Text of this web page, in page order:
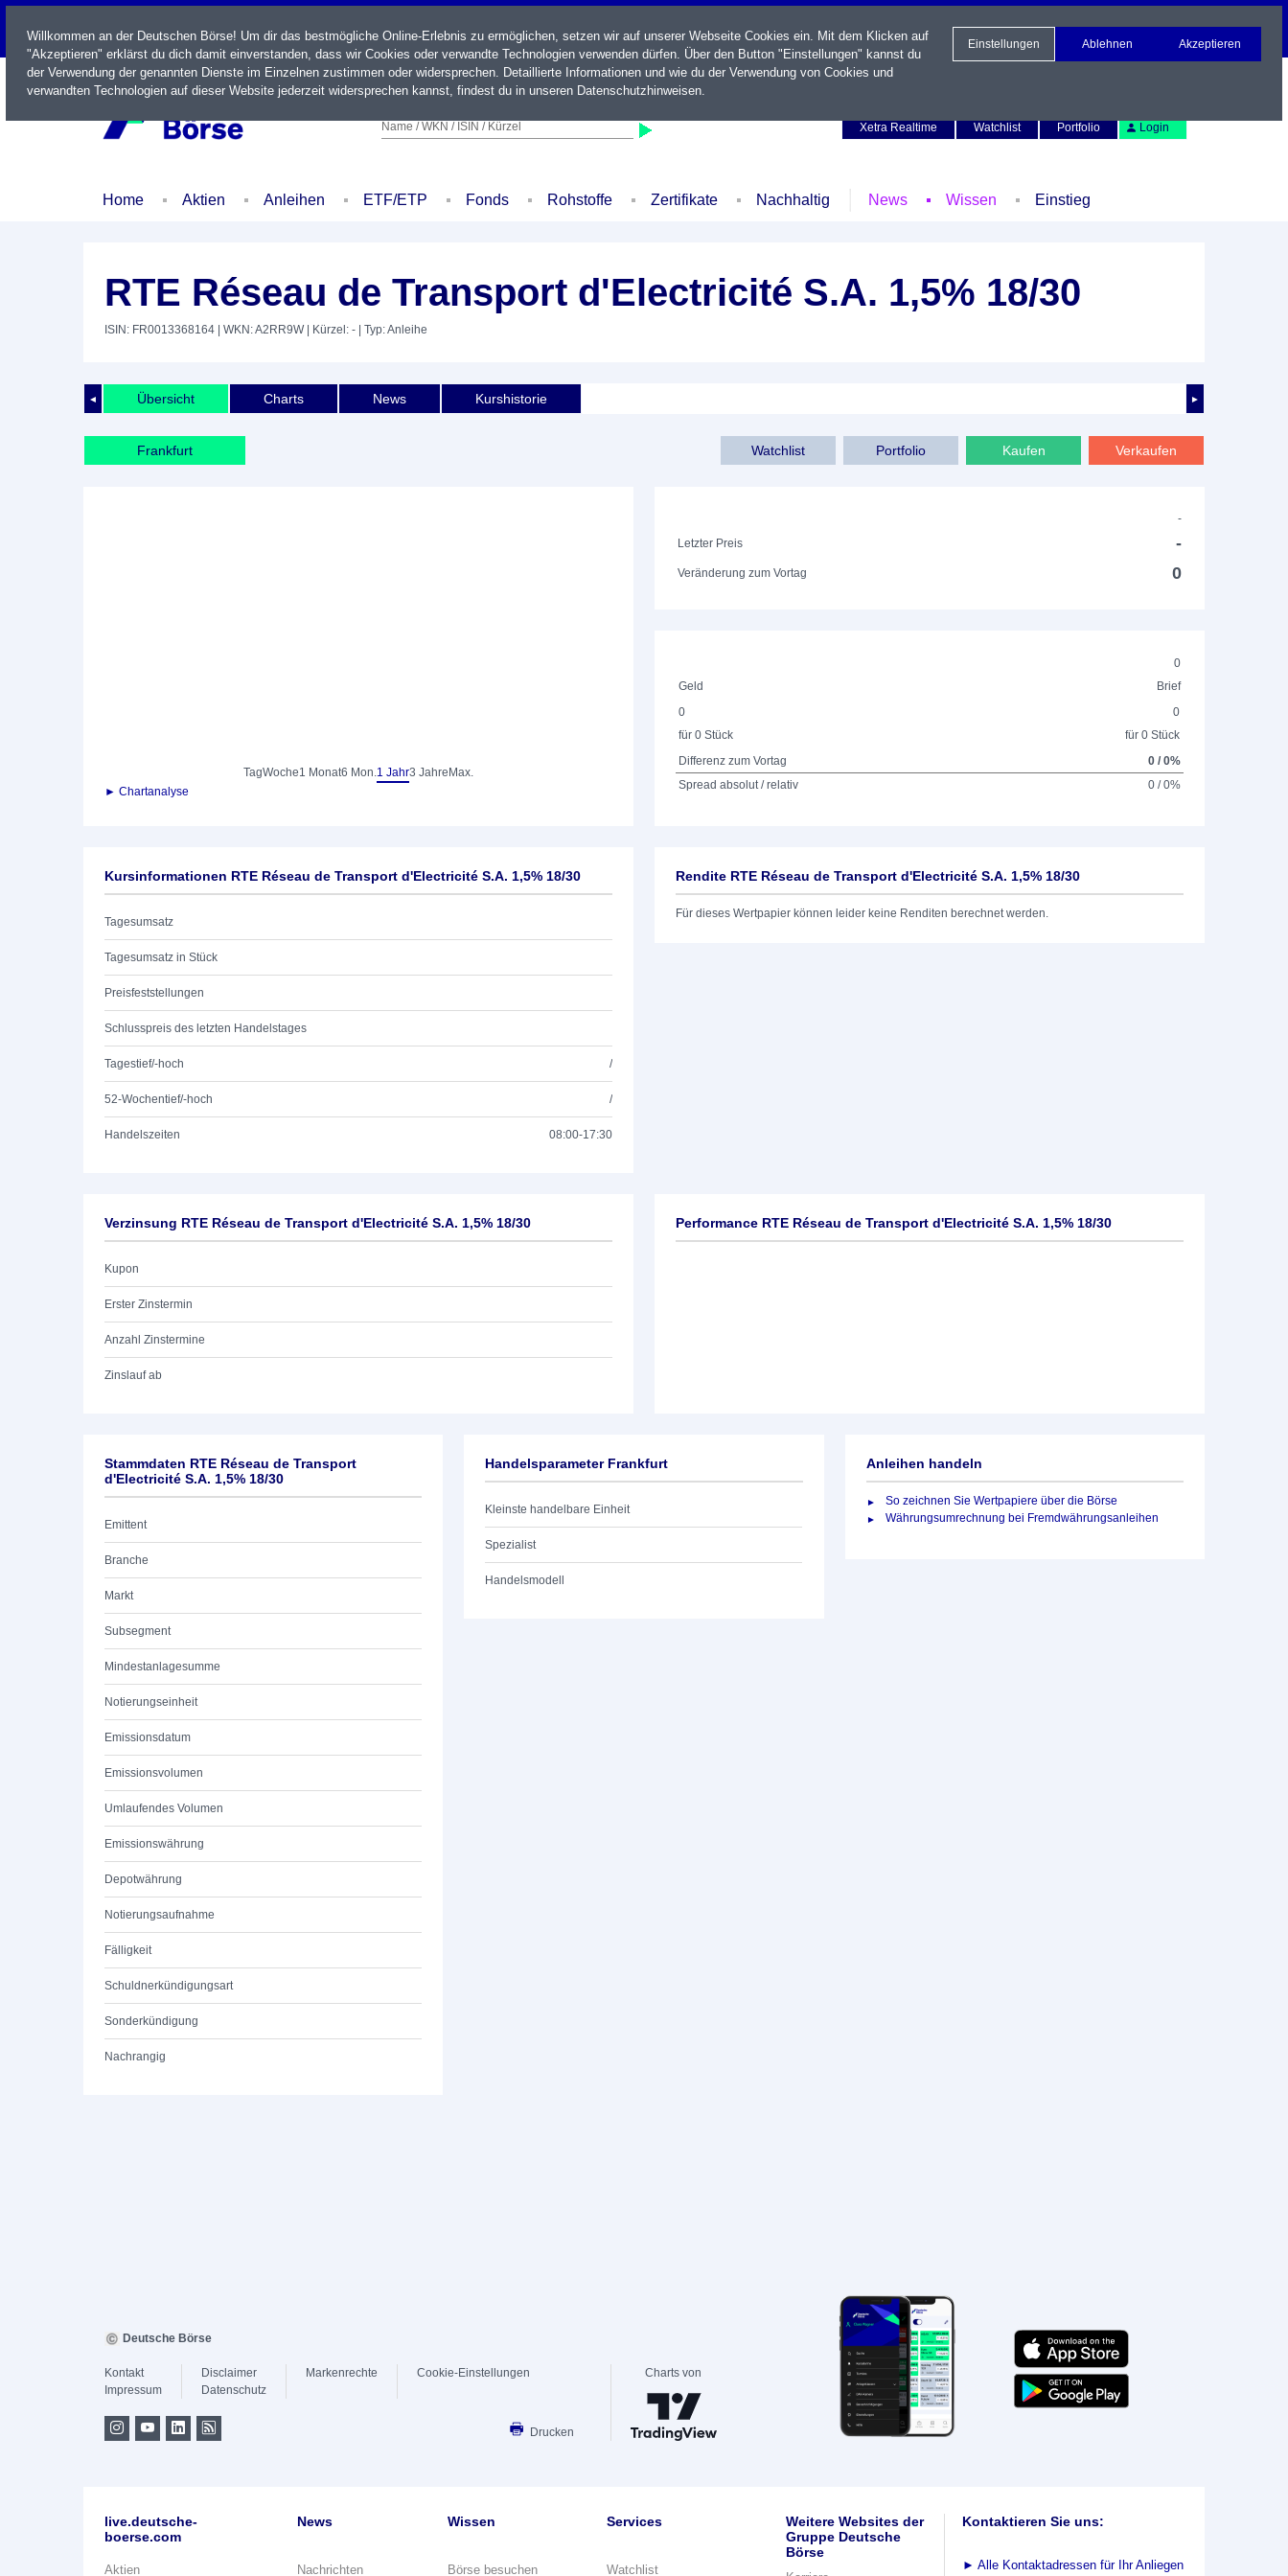
LIVE
Name / WKN / ISIN / Kürzel
Xetra Realtime
Watchlist Portfolio Login
Home Aktien Anleihen ETF/ETP Fonds Rohstoffe Zertifikate Nachhaltig News Wissen Einstieg
RTE Réseau de Transport d'Electricité S.A. 1,5% 18/30
ISIN: FR0013368164 | WKN: A2RR9W| Kürzel: - | Typ: Anleihe
◄ ►
Übersicht Charts News Kurshistorie
Frankfurt Verkaufen
Kaufen
Portfolio
Watchlist
TagWoche1 Monat6 Mon.1 Jahr3 Jahre Max.
► Chartanalyse
-
Letzter Preis
-
Veränderung zum Vortag 0
0
Geld
Brief
0
für 0 Stück
0
für 0 Stück
Differenz zum Vortag
0 / 0%
Spread absolut / relativ
0 / 0%
Kursinformationen RTE Réseau de Transport d'Electricité S.A. 1,5% 18/30
Tagesumsatz
Tagesumsatz in Stück
Preisfeststellungen
Schlusspreis des letzten Handelstages
Tagestief/-hoch /
52-Wochentief/-hoch /
Handelszeiten 08:00-17:30
Rendite RTE Réseau de Transport d'Electricité S.A. 1,5% 18/30
Für dieses Wertpapier können leider keine Renditen berechnet werden.
Verzinsung RTE Réseau de Transport d'Electricité S.A. 1,5% 18/30
Kupon
Erster Zinstermin
Anzahl Zinstermine
Zinslauf ab
Performance RTE Réseau de Transport d'Electricité S.A. 1,5% 18/30
Stammdaten RTE Réseau de Transport
d'Electricité S.A. 1,5% 18/30
Emittent
Branche
Markt
Subsegment
Mindestanlagesumme
Notierungseinheit
Emissionsdatum
Emissionsvolumen
Umlaufendes Volumen
Emissionswährung
Depotwährung
Notierungsaufnahme
Fälligkeit
Schuldnerkündigungsart
Sonderkündigung
Nachrangig
Handelsparameter Frankfurt
Kleinste handelbare Einheit
Spezialist
Handelsmodell
Anleihen handeln
So zeichnen Sie Wertpapiere über die Börse
Währungsumrechnung bei Fremdwährungsanleihen
Willkommen an der Deutschen Börse! Um dir das bestmögliche Online-Erlebnis zu ermöglichen, setzen wir auf unserer Webseite Cookies ein. Mit dem Klicken auf
"Akzeptieren" erklärst du dich damit einverstanden, dass wir Cookies oder verwandte Technologien verwenden dürfen. Über den Button "Einstellungen" kannst du
der Verwendung der genannten Dienste im Einzelnen zustimmen oder widersprechen. Detaillierte Informationen und wie du der Verwendung von Cookies und
verwandten Technologien auf dieser Website jederzeit widersprechen kannst, findest du in unseren Datenschutzhinweisen.
Einstellungen Ablehnen Akzeptieren
Deutsche Börse
Kontakt
Impressum
Disclaimer
Datenschutz
Markenrechte Cookie-Einstellungen
Drucken
Charts von
live.deutsche-
boerse.com
Aktien
News
Nachrichten
Wissen
Börse besuchen
Services
Watchlist
Weitere Websites der
Gruppe Deutsche
Börse
Kontaktieren Sie uns:
► Alle Kontaktadressen für Ihr Anliegen